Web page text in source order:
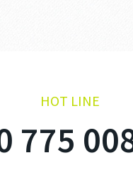
HOT LINE
775